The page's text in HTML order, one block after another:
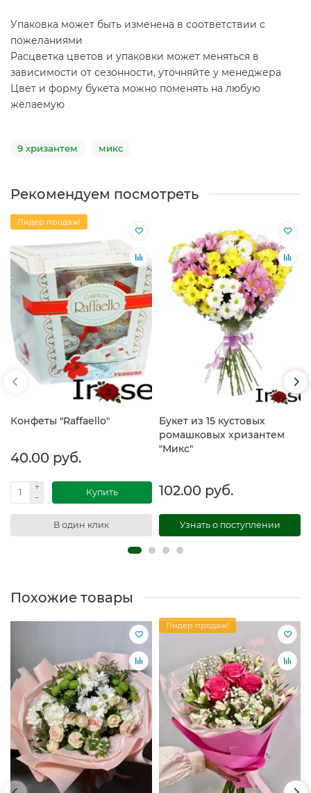
Упаковка может быть изменена в соответствии с
пожеланиями
Расцветка цветов и упаковки может меняться в
зависимости от сезонности, уточняйте у менеджера
Цвет и форму букета можно поменять на любую
желаемую
9 хризантем микс
Рекомендуем посмотреть
Лидер продаж!
Конфеты "Raffaello"
40.00 руб.
Купить
В один клик
Букет из 15 кустовых
ромашковых хризантем
"Микс"
102.00 руб.
Узнать о поступлении
Похожие товары
Лидер продаж!